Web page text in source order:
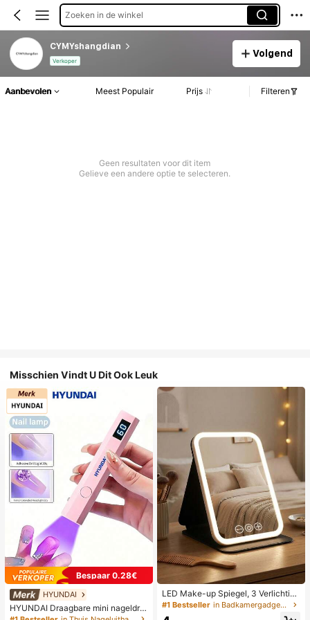
Zoeken in de winkel
CYMYshangdian
Verkoper
Volgend
Aanbevolen Meest Populair Prijs Filteren
Geen resultaten voor dit item
Gelieve een andere optie te selecteren.
Misschien Vindt U Dit Ook Leuk
Bespaar 0.28€
HYUNDAI
HYUNDAI Draagbare mini nageldro
ger, oplaadbare handlamp UV/LED
LED Make-up Spiegel, 3 Verlichting
smodi, Verstelbare Helderheid, Draa
gbaar Vouwbaar Ontwerp, Geschikt
#1 Bestseller in Badkamergadgets die favoriet zijn bij klanten B